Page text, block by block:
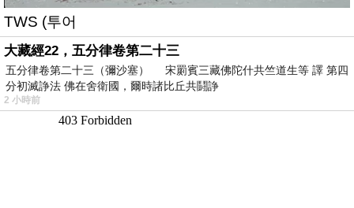
TWS (투어
大藏經22，五分律卷第二十三
五分律卷第二十三（彌沙塞） 宋罽賓三藏佛陀什共竺道生等 譯 第四
分初滅諍法 佛在舍衛國，爾時諸比丘共鬪諍
2 小時前